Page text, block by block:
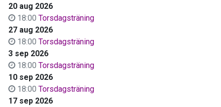
20 aug 2026
18:00 Torsdagsträning
27 aug 2026
18:00 Torsdagsträning
3 sep 2026
18:00 Torsdagsträning
10 sep 2026
18:00 Torsdagsträning
17 sep 2026